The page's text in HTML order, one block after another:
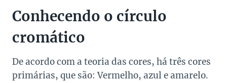
Conhecendo o círculo
cromático
De acordo com a teoria das cores, há três cores
primárias, que são: Vermelho, azul e amarelo.